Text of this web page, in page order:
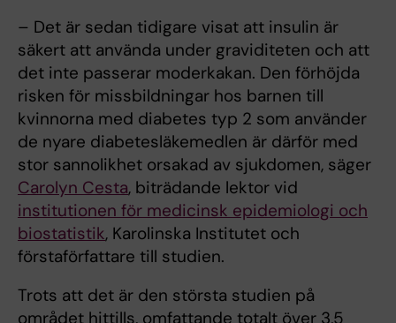
– Det är sedan tidigare visat att insulin är
säkert att använda under graviditeten och att
det inte passerar moderkakan. Den förhöjda
risken för missbildningar hos barnen till
kvinnorna med diabetes typ 2 som använder
de nyare diabetesläkemedlen är därför med
stor sannolikhet orsakad av sjukdomen, säger
Carolyn Cesta, biträdande lektor vid
institutionen för medicinsk epidemiologi och
biostatistik, Karolinska Institutet och
förstaförfattare till studien.
Trots att det är den största studien på
området hittills, omfattande totalt över 3,5